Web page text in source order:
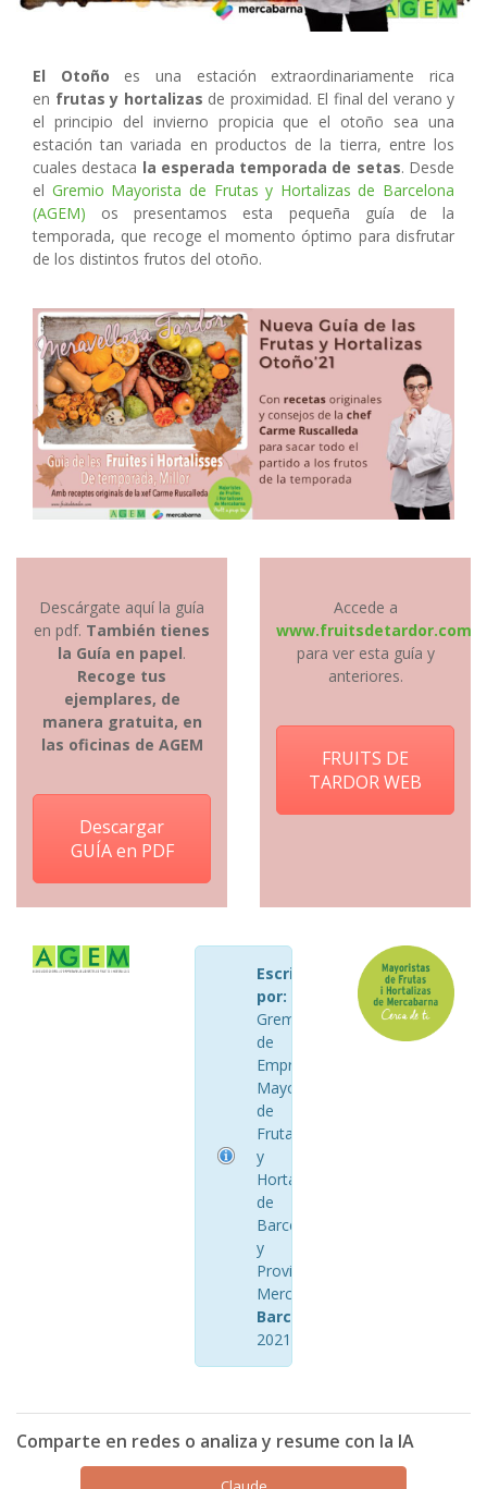
El Otoño es una estación extraordinariamente rica
en frutas y hortalizas de proximidad. El final del verano y
el principio del invierno propicia que el otoño sea una
estación tan variada en productos de la tierra, entre los
cuales destaca la esperada temporada de setas. Desde
el Gremio Mayorista de Frutas y Hortalizas de Barcelona
(AGEM) os presentamos esta pequeña guía de la
temporada, que recoge el momento óptimo para disfrutar
de los distintos frutos del otoño.
Descárgate aquí la guía
en pdf. También tienes
la Guía en papel.
Recoge tus
ejemplares, de
manera gratuita, en
las oficinas de AGEM
Descargar
GUÍA en PDF
Accede a
www.fruitsdetardor.com
para ver esta guía y
anteriores.
FRUITS DE
TARDOR WEB
Escrito
por:
Gremio
de
Empresarios
Mayoristas
de
Frutas
y
Hortalizas
de
Barcelona
y
Provincia
Mercabarna
Barcelona
2021
Comparte en redes o analiza y resume con la IA